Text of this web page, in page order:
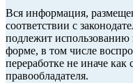
Вся информация,
соответствии с
подлежит
форме, в том числе
переработке не иначе
правообладателя.